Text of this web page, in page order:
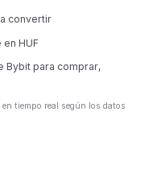
convertir
HUF
Bybit para comprar,
tiempo real según los datos